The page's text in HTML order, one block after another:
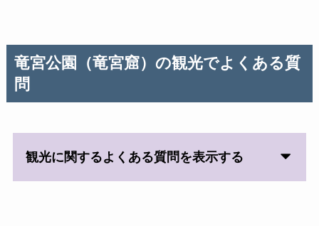
竜宮公園（竜宮窟）の観光でよくある質
問
観光に関するよくある質問を表示する